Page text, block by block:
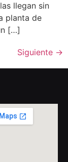
llegan sin
planta de
[…]
Siguiente →